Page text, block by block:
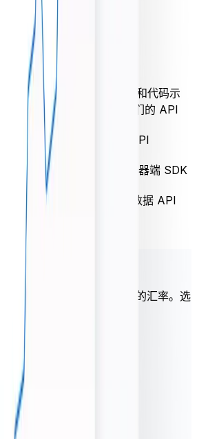
口文档
接口文档包含简单的说明和代码示
快速入门指南 - 免费试用我们的 API
发人员打造的强大 JSON API
- 访问客户端和服务器端 SDK
库
- 充分利用我们的货币数据 API
您的业务需求提供可信赖的汇率。选
API 费率请求数。
的需求，请